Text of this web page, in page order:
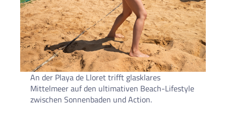
An der Playa de Lloret trifft glasklares
Mittelmeer auf den ultimativen Beach-Lifestyle
zwischen Sonnenbaden und Action.